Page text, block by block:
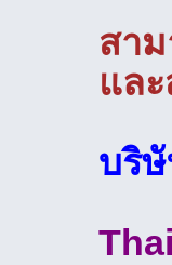
สา
แล
บริ